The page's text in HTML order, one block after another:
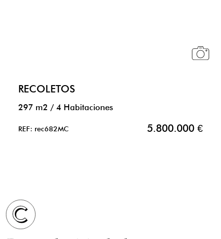
RECOLETOS
297 m2 / 4 Habitaciones
REF: rec682MC 5.800.000 €